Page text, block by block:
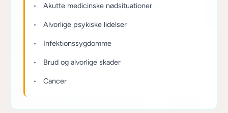
Akutte medicinske nødsituationer
Alvorlige psykiske lidelser
Infektionssygdomme
Brud og alvorlige skader
Cancer